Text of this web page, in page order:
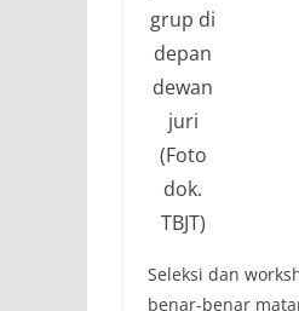
grup di
depan
dewan
juri
(Foto
dok.
TBJT)
Seleksi dan
benar-benar